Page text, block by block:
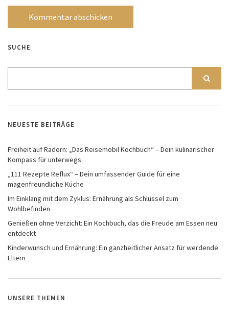
SUCHE
NEUESTE BEITRÄGE
Freiheit auf Rädern: „Das Reisemobil Kochbuch“ – Dein kulinarischer
Kompass für unterwegs
„111 Rezepte Reflux“ – Dein umfassender Guide für eine
magenfreundliche Küche
Im Einklang mit dem Zyklus: Ernährung als Schlüssel zum
Wohlbefinden
Genießen ohne Verzicht: Ein Kochbuch, das die Freude am Essen neu
entdeckt
Kinderwunsch und Ernährung: Ein ganzheitlicher Ansatz für werdende
Eltern
UNSERE THEMEN